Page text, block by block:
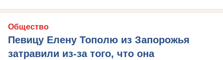
Общество
Певицу Елену Тополю из Запорожья
затравили из-за того, что она